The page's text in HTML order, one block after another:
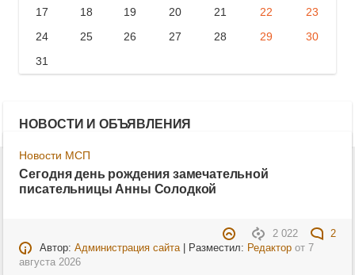
17
18 19 20 21 22
23
24
25 26 27 28 29
30
31
НОВОСТИ И ОБЪЯВЛЕНИЯ
Новости МСП
Сегодня день рождения замечательной
писательницы Анны Солодкой
2 022
2
Автор: Администрация сайта| Разместил: Редакторот 7
августа 2026